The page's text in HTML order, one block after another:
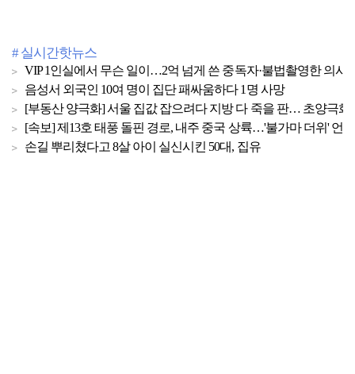
# 실시간핫뉴스
VIP 1인실에서 무슨 일이…2억 넘게 쓴 중독자·불법촬영한 의사
음성서 외국인 10여 명이 집단 패싸움하다 1명 사망
[부동산 양극화] 서울 집값 잡으려다 지방 다 죽을 판… 초양극화
[속보] 제13호 태풍 돌핀 경로, 내주 중국 상륙…'불가마 더위' 언
손길 뿌리쳤다고 8살 아이 실신시킨 50대, 집유